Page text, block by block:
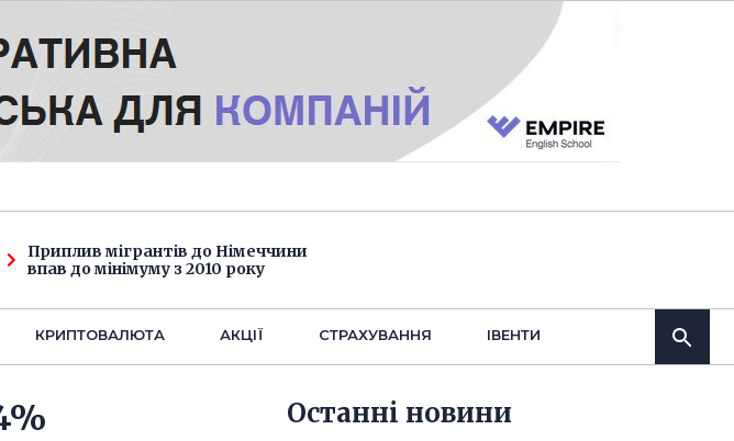
Приплив мігрантів до Німеччини
впав до мінімуму з 2010 року
КРИПТОВАЛЮТА АКЦІЇ СТРАХУВАННЯ IВЕНТИ
Останнi новини